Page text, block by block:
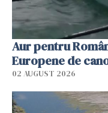
Aur pentru
Europene de
02 AUGUST 2026